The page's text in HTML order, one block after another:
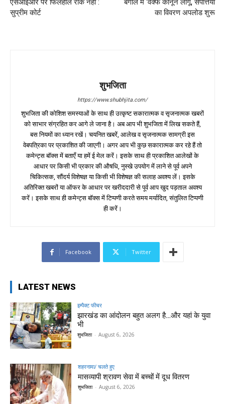
एसआईआर पर फिलहाल रोक नहीं :
सुप्रीम कोर्ट
बंगाल में ‘वक्फ कानून लागू, संपत्तियों
का विवरण अपलोड शुरू
शुभजिता
https://www.shubhjita.com/
शुभजिता की कोशिश समस्याओं के साथ ही उत्कृष्ट सकारात्मक व सृजनात्मक खबरों
को साभार संग्रहित कर आगे ले जाना है। अब आप भी शुभजिता में लिख सकते हैं,
बस नियमों का ध्यान रखें। चयनित खबरें, आलेख व सृजनात्मक सामग्री इस
वेबपत्रिका पर प्रकाशित की जाएगी। अगर आप भी कुछ सकारात्मक कर रहे हैं तो
कमेन्ट्स बॉक्स में बताएँ या हमें ई मेल करें। इसके साथ ही प्रकाशित आलेखों के
आधार पर किसी भी प्रकार की औषधि, नुस्खे उपयोग में लाने से पूर्व अपने
चिकित्सक, सौंदर्य विशेषज्ञ या किसी भी विशेषज्ञ की सलाह अवश्य लें। इसके
अतिरिक्त खबरों या ऑफर के आधार पर खरीददारी से पूर्व आप खुद पड़ताल अवश्य
करें। इसके साथ ही कमेन्ट्स बॉक्स में टिप्पणी करते समय मर्यादित, संतुलित टिप्पणी
ही करें।
Facebook Twitter
LATEST NEWS
इम्पैक्ट फीचर
झारखंड का आंदोलन बहुत अलग है…और यहां के युवा
भी
शुभजिता - August 6, 2026
शहरनामा/ चलते हुए
मासव्यापी श्रावण सेवा में बच्चों में दूध वितरण
शुभजिता - August 6, 2026